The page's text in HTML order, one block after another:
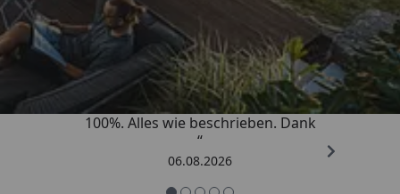
Trusted Shops
4,83/ 5
„Super schnell gelifert. Ware passt
100%. Alles wie beschrieben. Dank
“
06.08.2026